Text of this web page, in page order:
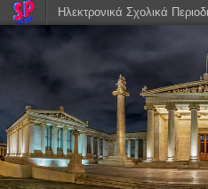
Ηλεκτρονικά Σχολικά